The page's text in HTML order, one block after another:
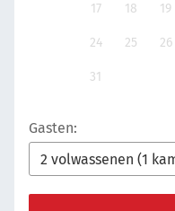
17 18 19
24 25 26
31
Gasten: